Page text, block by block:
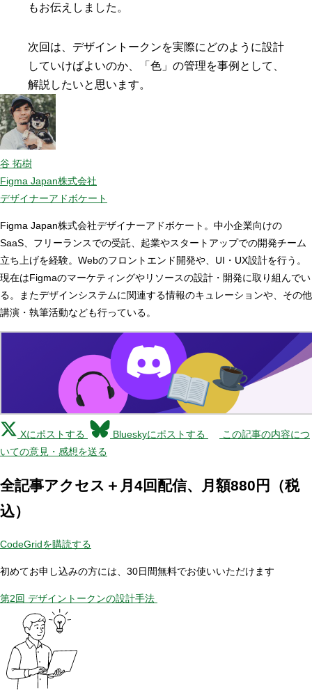
もお伝えしました。
次回は、デザイントークンを実際にどのように設計
していけばよいのか、「色」の管理を事例として、
解説したいと思います。
谷 拓樹
Figma Japan株式会社
デザイナーアドボケート
Figma Japan株式会社デザイナーアドボケート。中小企業向けの
SaaS、フリーランスでの受託、起業やスタートアップでの開発チーム
立ち上げを経験。Webのフロントエンド開発や、UI・UX設計を行う。
現在はFigmaのマーケティングやリソースの設計・開発に取り組んでい
る。またデザインシステムに関連する情報のキュレーションや、その他
講演・執筆活動なども行っている。
Xにポストする Blueskyにポストする
この記事の内容につ
いての意見・感想を送る
全記事アクセス＋月4回配信、月額880円（税
込）
CodeGridを購読する
初めてお申し込みの方には、30日間無料でお使いいただけます
第2回 デザイントークンの設計手法